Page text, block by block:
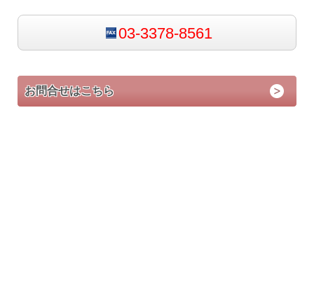
03-3378-8561
お問合せはこちら